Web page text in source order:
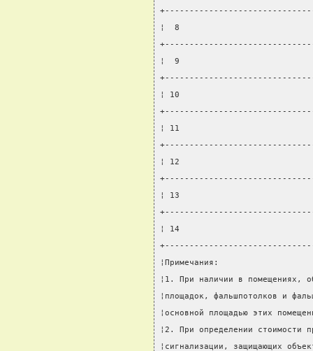
¦  8
¦  9
¦ 10
¦ 11
¦ 12
¦ 13
¦ 14
¦Примечания:
¦1. При наличии в помещениях,
¦площадок, фальшпотолков и
¦основной площадью
¦2. При определении стоимости
¦сигнализации, защищающих